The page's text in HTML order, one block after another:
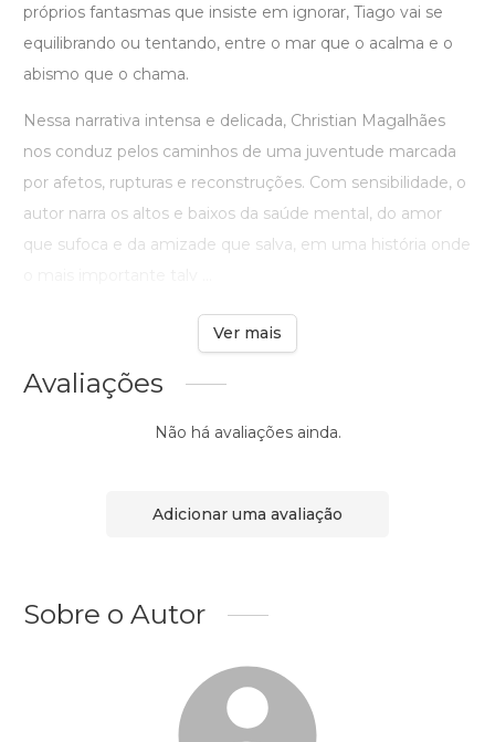
próprios fantasmas que insiste em ignorar, Tiago vai se
equilibrando ou tentando, entre o mar que o acalma e o
abismo que o chama.
Nessa narrativa intensa e delicada, Christian Magalhães
nos conduz pelos caminhos de uma juventude marcada
por afetos, rupturas e reconstruções. Com sensibilidade, o
autor narra os altos e baixos da saúde mental, do amor
que sufoca e da amizade que salva, em uma história onde
Ver mais
Avaliações
Não há avaliações ainda.
Adicionar uma avaliação
Sobre o Autor